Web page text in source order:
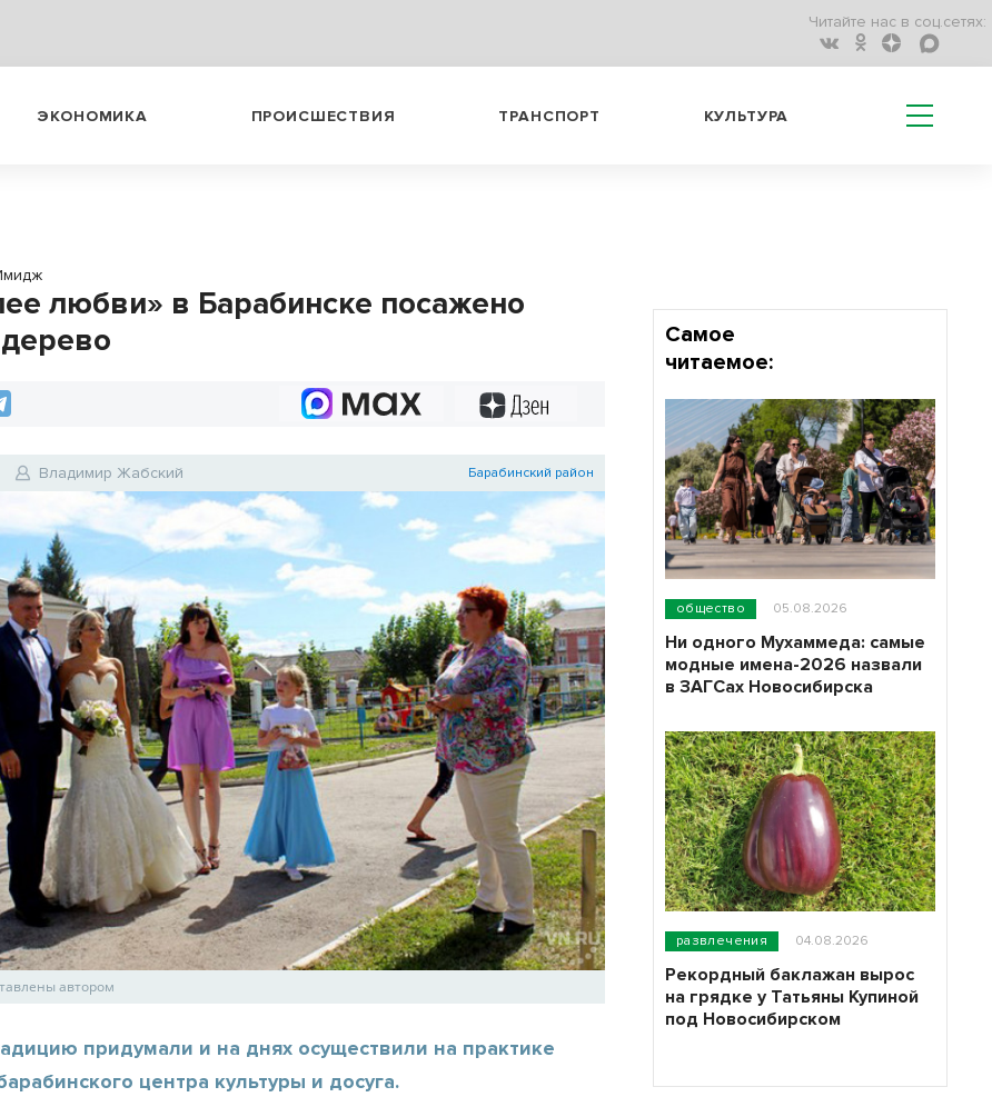
Читайте нас в соц.сетях:
ЭКОНОМИКА ПРОИСШЕСТВИЯ ТРАНСПОРТ КУЛЬТУРА
любви» в Барабинске посажено
Владимир Жабский Барабинский район
автором
придумали и на днях осуществили на практике
центра культуры и досуга.
Самое
читаемое:
общество 05.08.2026
Ни одного Мухаммеда: самые
модные имена-2026 назвали
в ЗАГСах Новосибирска
развлечения 04.08.2026
Рекордный баклажан вырос
на грядке у Татьяны Купиной
под Новосибирском